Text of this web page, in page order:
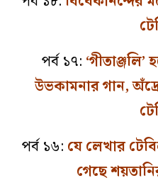
পর্ব ১৭:
উভকামনার গান,
পর্ব ১৬: যে লেখার
গেছে